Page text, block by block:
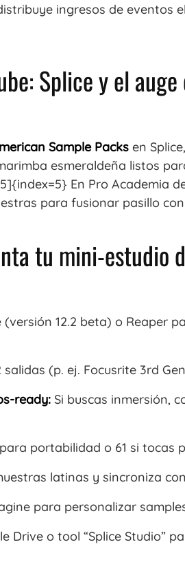
ingresos de eventos
Splice y el auge
Sample Packs en
esmeraldeña listos
En Pro Academia
para fusionar pasillo con
tu mini-estudio
(versión 12.2 beta) o Reaper
(p. ej. Focusrite 3rd
ready: Si buscas inmersión,
portabilidad o 61 si tocas
latinas y sincroniza
para personalizar
Drive o tool “Splice Studio”